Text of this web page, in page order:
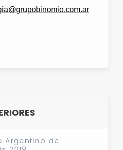
Argentino de